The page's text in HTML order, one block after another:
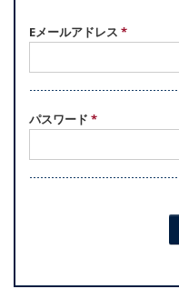
Eメールアドレス *
パスワード *